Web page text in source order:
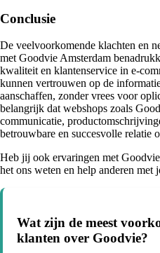
Conclusie
De veelvoorkomende klachten en
met Goodvie Amsterdam
kwaliteit en klantenservice in e-
kunnen vertrouwen op de
aanschaffen, zonder vrees voor
belangrijk dat webshops zoals
communicatie,
betrouwbare en succesvolle relatie
Heb jij ook ervaringen met
het ons weten en help anderen met
Wat zijn de meest
klanten over Goodvie?